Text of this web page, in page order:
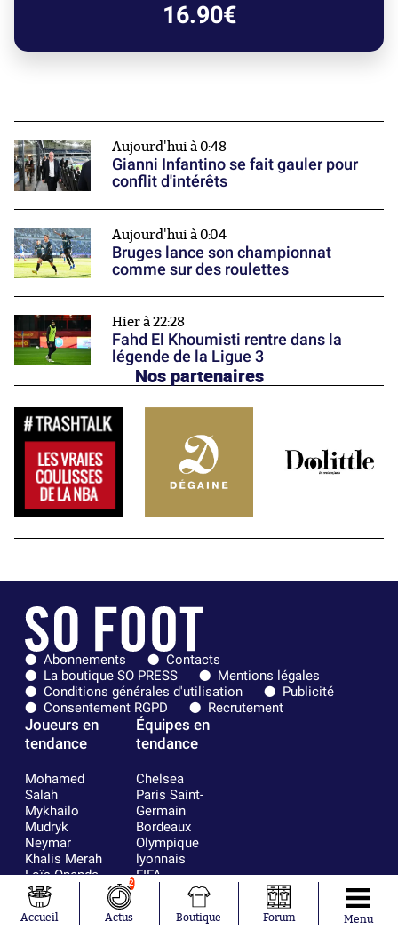
16.90€
Aujourd'hui à 0:48
Gianni Infantino se fait gauler pour
conflit d'intérêts
Aujourd'hui à 0:04
Bruges lance son championnat
comme sur des roulettes
Hier à 22:28
Fahd El Khoumisti rentre dans la
légende de la Ligue 3
Nos partenaires
Abonnements
Contacts
La boutique SO PRESS
Mentions légales
Conditions générales d'utilisation
Publicité
Consentement RGPD
Recrutement
Joueurs en
tendance
Mohamed
Salah
Mykhailo
Mudryk
Neymar
Khalis Merah
Loïs Openda
Moussa
Niakhaté
Nicolás
Équipes en
tendance
Chelsea
Paris Saint-
Germain
Bordeaux
Olympique
lyonnais
FIFA
Real Madrid
RC Strasbourg
AC Milan
Accueil
2
Actus Boutique Forum Menu